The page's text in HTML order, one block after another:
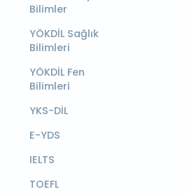
Bilimler
YÖKDİL Sağlık
Bilimleri
YÖKDİL Fen
Bilimleri
YKS-DİL
E-YDS
IELTS
TOEFL